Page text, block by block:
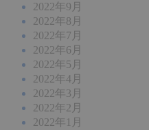
2022年9月
2022年8月
2022年7月
2022年6月
2022年5月
2022年4月
2022年3月
2022年2月
2022年1月